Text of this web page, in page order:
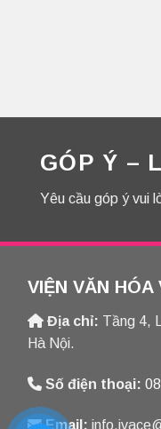
GÓP Ý –
Yêu cầu góp ý vui
VIỆN VĂN HÓA
Địa chỉ: Tầng 4,
Hà Nội.
Số điện thoại:
Email: